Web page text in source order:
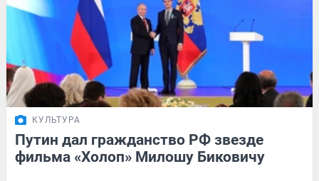
КУЛЬТУРА
Путин дал гражданство РФ звезде
фильма «Холоп» Милошу Биковичу